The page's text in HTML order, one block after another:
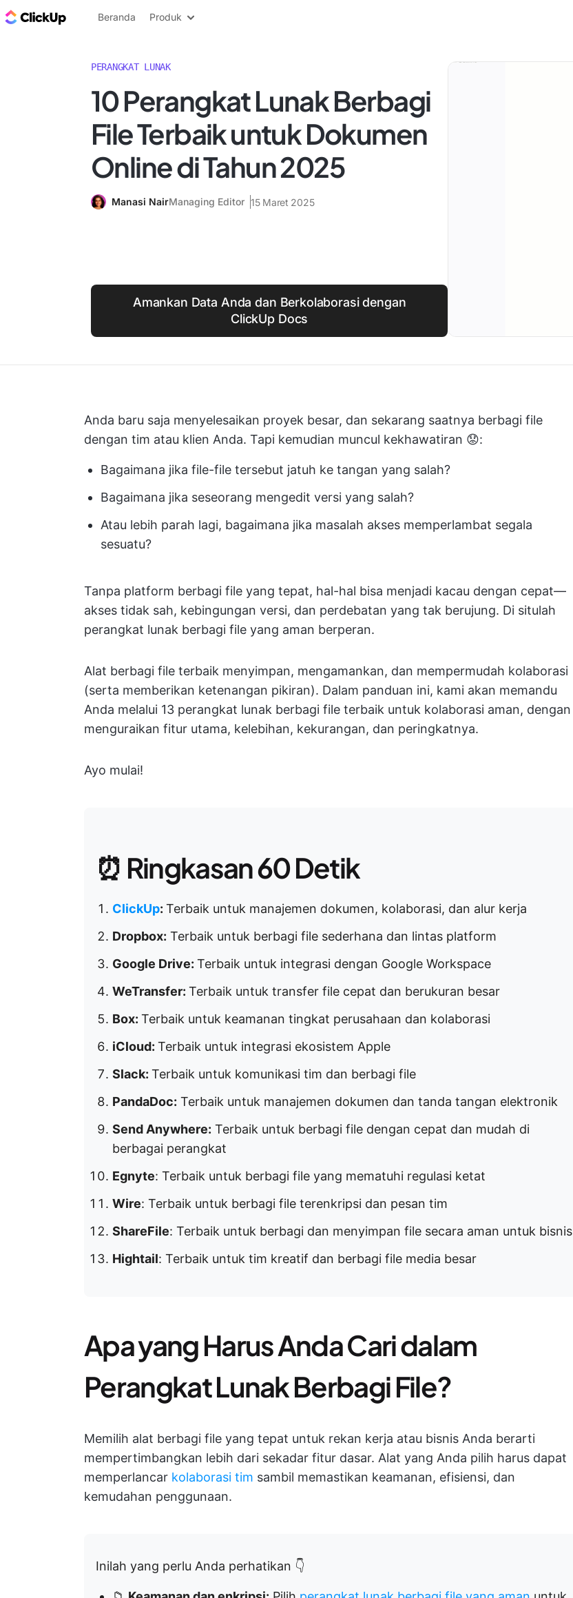
Blog ClickUp
Beranda Produk
PERANGKAT LUNAK
10 Perangkat Lunak Berbagi
File Terbaik untuk Dokumen
Online di Tahun 2025
Manasi NairManaging Editor 15 Maret 2025
Amankan Data Anda dan Berkolaborasi dengan
ClickUp Docs
Anda baru saja menyelesaikan proyek besar, dan sekarang saatnya berbagi file
dengan tim atau klien Anda. Tapi kemudian muncul kekhawatiran 😟:
Bagaimana jika file-file tersebut jatuh ke tangan yang salah?
Bagaimana jika seseorang mengedit versi yang salah?
Atau lebih parah lagi, bagaimana jika masalah akses memperlambat segala
sesuatu?
Tanpa platform berbagi file yang tepat, hal-hal bisa menjadi kacau dengan cepat—
akses tidak sah, kebingungan versi, dan perdebatan yang tak berujung. Di situlah
perangkat lunak berbagi file yang aman berperan.
Alat berbagi file terbaik menyimpan, mengamankan, dan mempermudah kolaborasi
(serta memberikan ketenangan pikiran). Dalam panduan ini, kami akan memandu
Anda melalui 13 perangkat lunak berbagi file terbaik untuk kolaborasi aman, dengan
menguraikan fitur utama, kelebihan, kekurangan, dan peringkatnya.
Ayo mulai!
⏰ Ringkasan 60 Detik
ClickUp: Terbaik untuk manajemen dokumen, kolaborasi, dan alur kerja
Dropbox: Terbaik untuk berbagi file sederhana dan lintas platform
Google Drive: Terbaik untuk integrasi dengan Google Workspace
WeTransfer: Terbaik untuk transfer file cepat dan berukuran besar
Box: Terbaik untuk keamanan tingkat perusahaan dan kolaborasi
iCloud: Terbaik untuk integrasi ekosistem Apple
Slack: Terbaik untuk komunikasi tim dan berbagi file
PandaDoc: Terbaik untuk manajemen dokumen dan tanda tangan elektronik
Send Anywhere: Terbaik untuk berbagi file dengan cepat dan mudah di
berbagai perangkat
Egnyte: Terbaik untuk berbagi file yang mematuhi regulasi ketat
Wire: Terbaik untuk berbagi file terenkripsi dan pesan tim
ShareFile: Terbaik untuk berbagi dan menyimpan file secara aman untuk bisnis
Hightail: Terbaik untuk tim kreatif dan berbagi file media besar
Apa yang Harus Anda Cari dalam
Perangkat Lunak Berbagi File?
Memilih alat berbagi file yang tepat untuk rekan kerja atau bisnis Anda berarti
mempertimbangkan lebih dari sekadar fitur dasar. Alat yang Anda pilih harus dapat
memperlancar kolaborasi tim sambil memastikan keamanan, efisiensi, dan
kemudahan penggunaan.
Inilah yang perlu Anda perhatikan 👇